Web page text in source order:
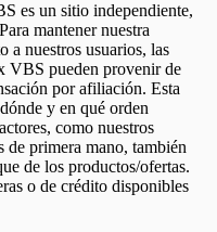
es un sitio independiente,
mantener nuestra
a nuestros usuarios, las
VBS pueden provenir de
por afiliación. Esta
y en qué orden
como nuestros
primera mano, también
de los productos/ofertas.
o de crédito disponibles